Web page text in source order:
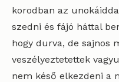
korodban az
szedni és fájó háttal
hogy durva, de sajnos
veszélyeztetettek
nem késő elkezdeni a